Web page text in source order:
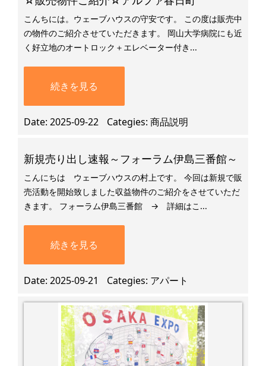
こんちには。ウェーブハウスの守安です。 この度は販売中
の物件のご紹介させていただきます。 岡山大学病院にも近
く好立地のオートロック＋エレベーター付き...
続きを見る
Date 2025-09-22 Categies 商品説明
新規売り出し速報～フォーラム伊島三番館～
こんにちは ウェーブハウスの村上です。 今回は新規で販
売活動を開始致しました収益物件のご紹介をさせていただ
きます。 フォーラム伊島三番館 → 詳細はこ...
続きを見る
Date 2025-09-21 Categies アパート